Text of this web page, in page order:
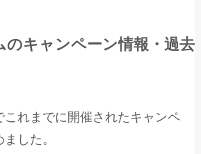
のキャンペーン情報・過去
これまでに開催されたキャンペ
した。